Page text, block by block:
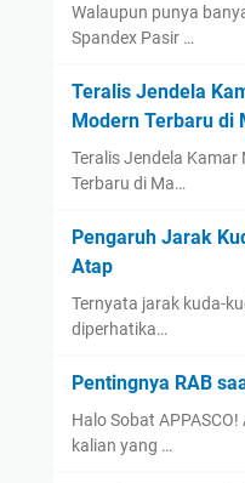
Walaupun punya
Spandex Pasir …
Teralis Jendela
Modern Terbaru di
Teralis Jendela
Terbaru di Ma…
Pengaruh Jarak
Atap
Ternyata jarak kuda-
diperhatika…
Pentingnya RAB
Halo Sobat
kalian yang …